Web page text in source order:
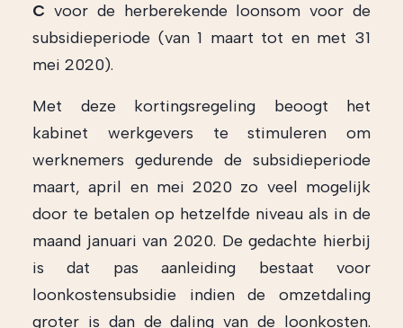
C voor de herberekende loonsom voor de
subsidieperiode (van 1 maart tot en met 31
mei 2020).
Met deze kortingsregeling beoogt het
kabinet werkgevers te stimuleren om
werknemers gedurende de subsidieperiode
maart, april en mei 2020 zo veel mogelijk
door te betalen op hetzelfde niveau als in de
maand januari van 2020. De gedachte hierbij
is dat pas aanleiding bestaat voor
loonkostensubsidie indien de omzetdaling
groter is dan de daling van de loonkosten.